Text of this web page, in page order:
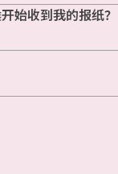
始收到我的报纸？